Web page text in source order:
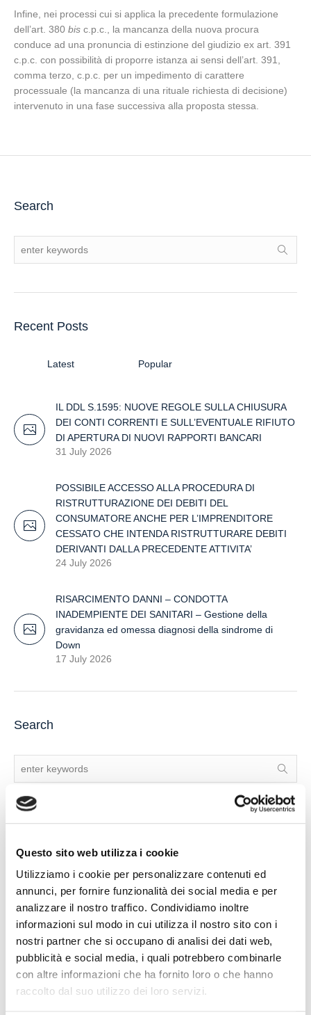
Questo sito web utilizza i cookie
Utilizziamo i cookie per personalizzare contenuti ed
annunci, per fornire funzionalità dei social media e per
analizzare il nostro traffico. Condividiamo inoltre
informazioni sul modo in cui utilizza il nostro sito con i
nostri partner che si occupano di analisi dei dati web,
pubblicità e social media, i quali potrebbero combinarle
con altre informazioni che ha fornito loro o che hanno
raccolto dal suo utilizzo dei loro servizi.
Infine, nei processi cui si applica la precedente formulazione
dell’art. 380 bis c.p.c., la mancanza della nuova procura
conduce ad una pronuncia di estinzione del giudizio ex art. 391
c.p.c. con possibilità di proporre istanza ai sensi dell’art. 391,
comma terzo, c.p.c. per un impedimento di carattere
processuale (la mancanza di una rituale richiesta di decisione)
intervenuto in una fase successiva alla proposta stessa.
Search
Recent Posts
Latest Popular
IL DDL S.1595: NUOVE REGOLE SULLA CHIUSURA
DEI CONTI CORRENTI E SULL’EVENTUALE RIFIUTO
DI APERTURA DI NUOVI RAPPORTI BANCARI
31 July 2026
POSSIBILE ACCESSO ALLA PROCEDURA DI
RISTRUTTURAZIONE DEI DEBITI DEL
CONSUMATORE ANCHE PER L’IMPRENDITORE
CESSATO CHE INTENDA RISTRUTTURARE DEBITI
DERIVANTI DALLA PRECEDENTE ATTIVITA’
24 July 2026
RISARCIMENTO DANNI – CONDOTTA
INADEMPIENTE DEI SANITARI – Gestione della
gravidanza ed omessa diagnosi della sindrome di
Down
17 July 2026
Search
Recent Posts
IL DDL S.1595: NUOVE REGOLE SULLA CHIUSURA DEI
CONTI CORRENTI E SULL’EVENTUALE RIFIUTO DI
APERTURA DI NUOVI RAPPORTI BANCARI
POSSIBILE ACCESSO ALLA PROCEDURA DI
RISTRUTTURAZIONE DEI DEBITI DEL CONSUMATORE
ANCHE PER L’IMPRENDITORE CESSATO CHE INTENDA
RISTRUTTURARE DEBITI DERIVANTI DALLA